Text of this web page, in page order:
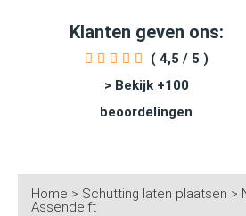
Klanten geven ons:
( 4,5 / 5 )
> Bekijk +100
beoordelingen
Home > Schutting laten plaatsen >
Assendelft